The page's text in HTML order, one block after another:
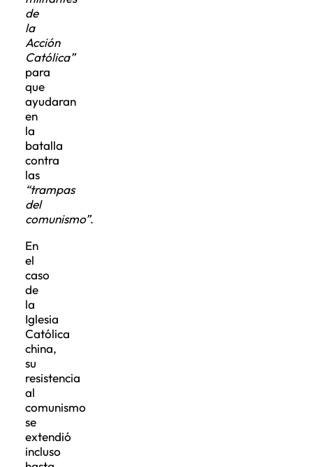
de
la
Acción
Católica”
para
que
ayudaran
en
la
batalla
contra
las
“trampas
del
comunismo”.
En
el
caso
de
la
Iglesia
Católica
china,
su
resistencia
al
comunismo
se
extendió
incluso